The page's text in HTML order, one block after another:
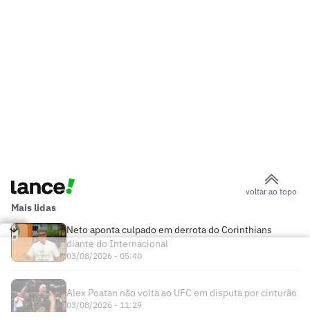
voltar ao topo
Mais lidas
Neto aponta culpado em derrota do Corinthians
diante do Internacional
03/08/2026 - 05:40
Alex Poatan não volta ao UFC em disputa por cinturão
03/08/2026 - 11:29